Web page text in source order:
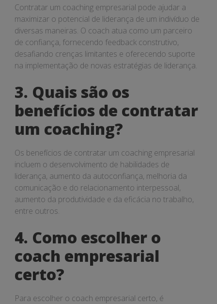
Contratar um coaching empresarial pode ajudar a
maximizar o potencial de liderança de um indivíduo de
diversas maneiras. O coach atua como um parceiro
de confiança, fornecendo feedback construtivo,
desafiando crenças limitantes e oferecendo suporte
na implementação de novas estratégias de liderança.
3. Quais são os
benefícios de contratar
um coaching?
Os benefícios de contratar um coaching empresarial
incluem o desenvolvimento de habilidades de
liderança, aumento da autoconfiança, melhoria da
comunicação e do relacionamento interpessoal,
aumento da produtividade e da eficácia no trabalho,
entre outros.
4. Como escolher o
coach empresarial
certo?
Para escolher o coach empresarial certo, é